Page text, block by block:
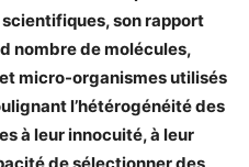
son rapport
nombre de molécules,
micro-organismes utilisés
l’hétérogénéité des
à leur innocuité, à leur